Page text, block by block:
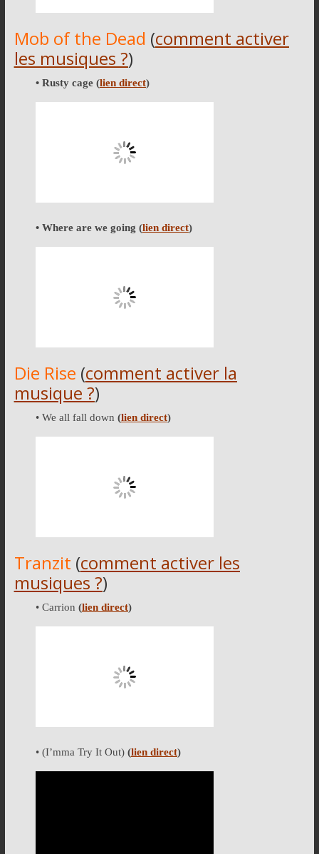
Mob of the Dead (comment activer
les musiques ?)
• Rusty cage(lien direct)
• Where are we going (lien direct)
Die Rise (comment activer la
musique ?)
• We all fall down (lien direct)
Tranzit (comment activer les
musiques ?)
• Carrion (lien direct)
• (I’mma Try It Out)(lien direct)